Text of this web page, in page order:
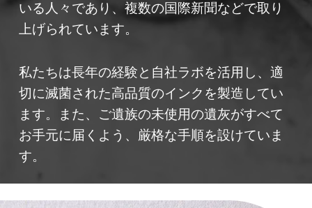
いる人々であり、複数の国際新聞などで取り
上げられています。
私たちは長年の経験と自社ラボを活用し、適
切に滅菌された高品質のインクを製造してい
ます。また、ご遺族の未使用の遺灰がすべて
お手元に届くよう、厳格な手順を設けていま
す。